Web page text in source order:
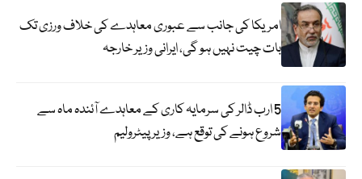
امریکا کی جانب سے عبوری معاہدے کی خلاف ورزی تک
بات چیت نہیں ہو گی، ایرانی وزیر خارجہ
5 ارب ڈالر کی سرمایہ کاری کے معاہدے آئندہ ماہ سے
شروع ہونے کی توقع ہے، وزیر پیٹرولیم